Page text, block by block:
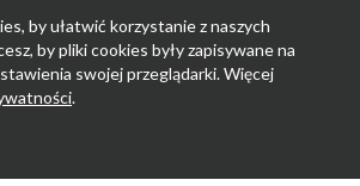
by ułatwić korzystanie z naszych
by pliki cookies były zapisywane na
swojej przeglądarki. Więcej
.